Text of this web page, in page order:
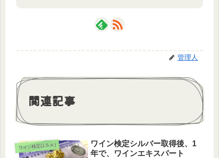
管理人
関連記事
ワイン検定(J.S.A.)
ワイン検定シルバー取得後、1
年で、ワインエキスパート